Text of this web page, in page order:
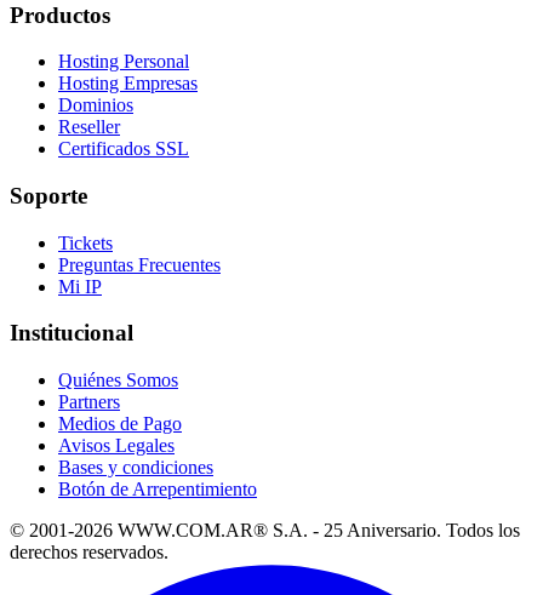
Productos
Hosting Personal
Hosting Empresas
Dominios
Reseller
Certificados SSL
Soporte
Tickets
Preguntas Frecuentes
Mi IP
Institucional
Quiénes Somos
Partners
Medios de Pago
Avisos Legales
Bases y condiciones
Botón de Arrepentimiento
© 2001-2026 WWW.COM.AR® S.A. - 25 Aniversario. Todos los
derechos reservados.